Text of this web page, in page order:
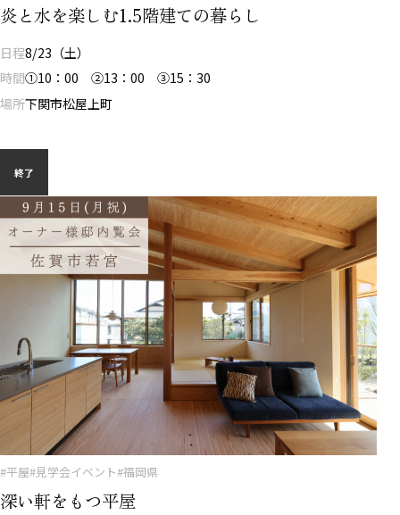
炎と水を楽しむ1.5階建ての暮らし
日程8/23（土）
時間①10：00 ②13：00 ③15：30
場所下関市松屋上町
終了
#平屋#見学会イベント#福岡県
深い軒をもつ平屋